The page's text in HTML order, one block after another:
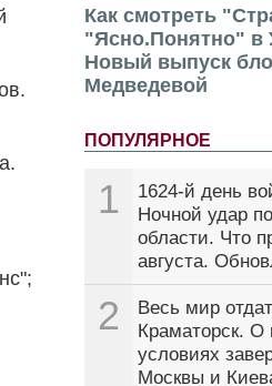
Как смотреть
"Ясно.Понятно" в
Новый выпуск
Медведевой
ПОПУЛЯРНОЕ
1
1624-й день
Ночной удар
области. Что
августа.
2
Весь мир
Краматорск. О
условиях
Москвы и